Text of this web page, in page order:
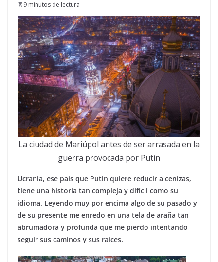
9 minutos de lectura
La ciudad de Mariúpol antes de ser arrasada en la
guerra provocada por Putin
Ucrania, ese país que Putin quiere reducir a cenizas,
tiene una historia tan compleja y difícil como su
idioma. Leyendo muy por encima algo de su pasado y
de su presente me enredo en una tela de araña tan
abrumadora y profunda que me pierdo intentando
seguir sus caminos y sus raíces.